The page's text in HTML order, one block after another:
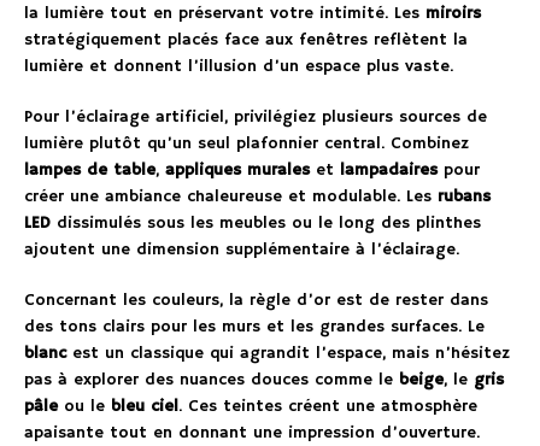
la lumière tout en préservant votre intimité. Les miroirs
stratégiquement placés face aux fenêtres reflètent la
lumière et donnent l’illusion d’un espace plus vaste.
Pour l’éclairage artificiel, privilégiez plusieurs sources de
lumière plutôt qu’un seul plafonnier central. Combinez
lampes de table, appliques muraleset lampadairespour
créer une ambiance chaleureuse et modulable. Les rubans
LED dissimulés sous les meubles ou le long des plinthes
ajoutent une dimension supplémentaire à l’éclairage.
Concernant les couleurs, la règle d’or est de rester dans
des tons clairs pour les murs et les grandes surfaces. Le
blancest un classique qui agrandit l’espace, mais n’hésitez
pas à explorer des nuances douces comme le beige, le gris
pâleou le bleu ciel. Ces teintes créent une atmosphère
apaisante tout en donnant une impression d’ouverture.